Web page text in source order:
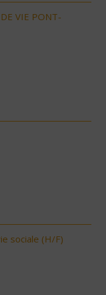
VIE PONT-
sociale (H/F)